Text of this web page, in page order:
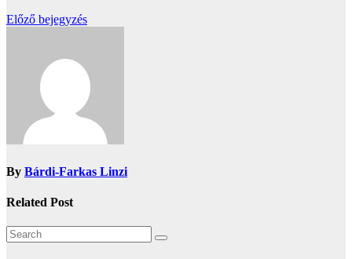
Bejegyzés
Előző bejegyzés
By Bárdi-Farkas Linzi
Related Post